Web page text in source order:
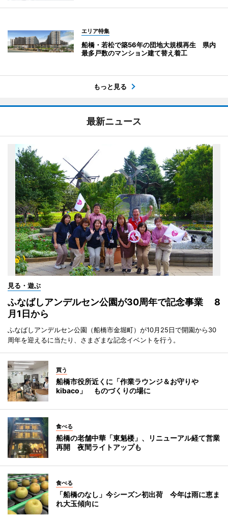
エリア特集
船橋・若松で築56年の団地大規模再生 県内
最多戸数のマンション建て替え着工
もっと見る
最新ニュース
見る・遊ぶ
ふなばしアンデルセン公園が30周年で記念事業 8
月1日から
ふなばしアンデルセン公園（船橋市金堀町）が10月25日で開園から30
周年を迎えるに当たり、さまざまな記念イベントを行う。
買う
船橋市役所近くに「作業ラウンジ＆お守りや
kibaco」 ものづくりの場に
食べる
船橋の老舗中華「東魁楼」、リニューアル経て営業
再開 夜間ライトアップも
食べる
「船橋のなし」今シーズン初出荷 今年は雨に恵ま
れ大玉傾向に